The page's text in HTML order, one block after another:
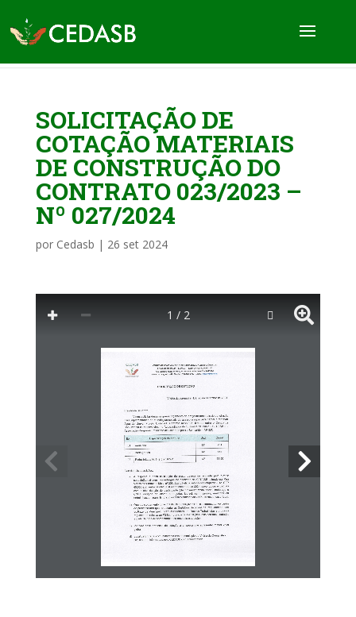
SOLICITAÇÃO DE
COTAÇÃO MATERIAIS
DE CONSTRUÇÃO DO
CONTRATO 023/2023 –
Nº 027/2024
por Cedasb | 26 set 2024
1 / 2